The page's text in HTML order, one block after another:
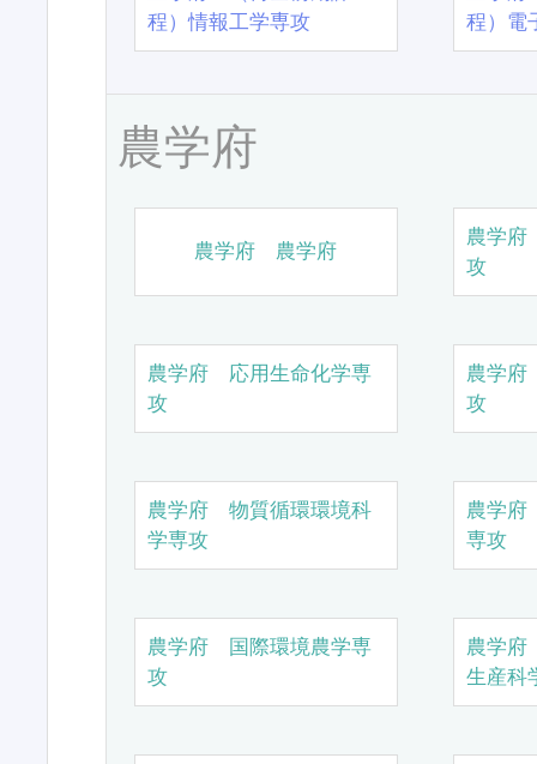
程）情報工学専攻
程）電
農学府
農学府 農学府
農学
攻
農学府 応用生命化学専
攻
農学
攻
農学府 物質循環環境科
学専攻
農学
専攻
農学府 国際環境農学専
攻
農学
生産科